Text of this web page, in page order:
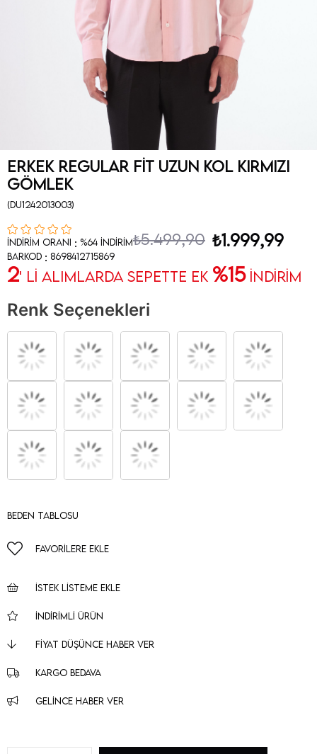
Erkek Regular Fit Uzun Kol Kırmızı
Gömlek
(DU1242013003)
İndirim Oranı : %64 İndirim₺5.499,90 ₺1.999,99
Barkod : 8698412715869
2' Lİ ALIMLARDA SEPETTE EK %15İNDİRİM
Renk Seçenekleri
Beden Tablosu
FAVORILERE EKLE
İSTEK LISTEME EKLE
İNDIRIMLI ÜRÜN
FIYAT DÜŞÜNCE HABER VER
KARGO BEDAVA
GELINCE HABER VER